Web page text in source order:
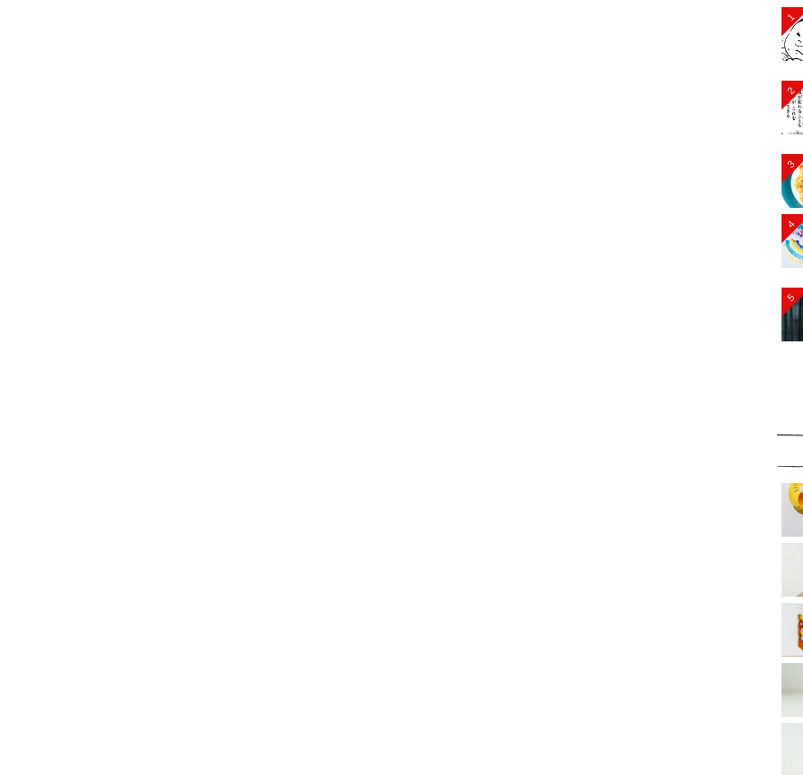
1
2
3
4
5